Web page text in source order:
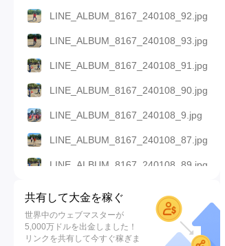
LINE_ALBUM_8167_240108_92.jpg
LINE_ALBUM_8167_240108_93.jpg
LINE_ALBUM_8167_240108_91.jpg
LINE_ALBUM_8167_240108_90.jpg
LINE_ALBUM_8167_240108_9.jpg
LINE_ALBUM_8167_240108_87.jpg
LINE_ALBUM_8167_240108_89.jpg
LINE_ALBUM_8167_240108_71.jpg
LINE_ALBUM_8167_240108_70.jpg
LINE_ALBUM_8167_240108_83.jpg
共有して大金を稼ぐ
世界中のウェブマスターが
5,000万ドルを出金しました！
リンクを共有して今すぐ稼ぎま